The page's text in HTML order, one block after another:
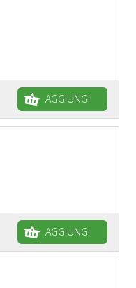
AGGIUNGI
AGGIUNGI